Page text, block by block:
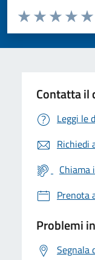
Valuta da 1 a 5 stelle
Valuta
Valuta 3
Valuta 2 stelle
Valuta 1 stelle su 5
Contatta il
Leggi le
Richiedi
Prenota
Problemi
Segnala